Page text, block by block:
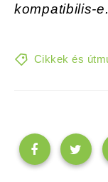
kompatibilis-e.
Cikkek és